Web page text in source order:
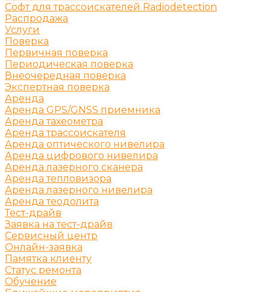
Софт для трассоискателей Radiodetection
Распродажа
Услуги
Поверка
Первичная поверка
Периодическая поверка
Внеочередная поверка
Экспертная поверка
Аренда
Аренда GPS/GNSS приемника
Аренда тахеометра
Аренда трассоискателя
Аренда оптического нивелира
Аренда цифрового нивелира
Аренда лазерного сканера
Аренда тепловизора
Аренда лазерного нивелира
Аренда теодолита
Тест-драйв
Заявка на тест-драйв
Сервисный центр
Онлайн-заявка
Памятка клиенту
Статус ремонта
Обучение